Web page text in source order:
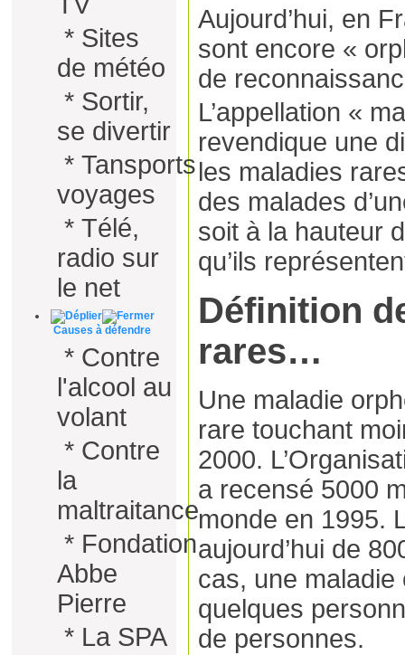
* Sites
de météo
* Sortir,
se divertir
* Tansports
voyages
* Télé,
radio sur
le net
Causes à défendre
* Contre
l'alcool au
volant
* Contre
la
maltraitance
* Fondation
Abbe
Pierre
* La SPA
Aujourd’hui, en
sont encore «
de
L’appellation «
revendique une
les maladies
des malades
soit à la hauteur
qu’ils
Définition
rares…
Une maladie
rare touchant
2000.
a recensé 5000
monde en 1995.
aujourd’hui de
cas, une
quelques
de personnes.